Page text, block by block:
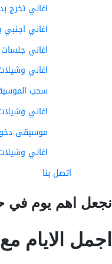
اغاني تخرج
اغاني اجنبي
اغاني
اغاني
سحب
اغاني وشيلات
موسيقى دخول
اغاني وشيلات
اتصل بنا
اهم يوم في
الايام مع